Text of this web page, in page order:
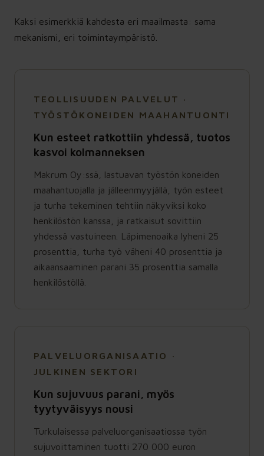
Kaksi esimerkkiä kahdesta eri maailmasta: sama
mekanismi, eri toimintaympäristö.
TEOLLISUUDEN PALVELUT ·
TYÖSTÖKONEIDEN MAAHANTUONTI
Kun esteet ratkottiin yhdessä, tuotos
kasvoi kolmanneksen
Makrum Oy:ssä, lastuavan työstön koneiden
maahantuojalla ja jälleenmyyjällä, työn esteet
ja turha tekeminen tehtiin näkyviksi koko
henkilöstön kanssa, ja ratkaisut sovittiin
yhdessä vastuineen. Läpimenoaika lyheni 25
prosenttia, turha työ väheni 40 prosenttia ja
aikaansaaminen parani 35 prosenttia samalla
henkilöstöllä.
PALVELUORGANISAATIO ·
JULKINEN SEKTORI
Kun sujuvuus parani, myös
tyytyväisyys nousi
Turkulaisessa palveluorganisaatiossa työn
sujuvoittaminen tuotti 270 000 euron